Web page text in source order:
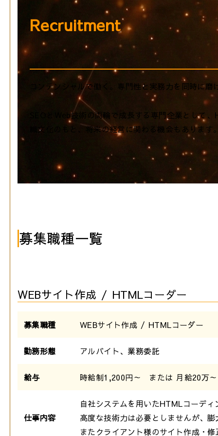
Recruitment
コンテンシャルで働く。専門性と実務力を同時に
SEOとWeb技術の両輪で成長する専門企業として
織文化のもと、将来の経営に関わる機会もあります
募集職種一覧
WEBサイト作成 / HTMLコーダー
募集職種 WEBサイト作成 / HTMLコーダー
勤務形態 アルバイト、業務委託
給与 時給制1,200円～ または 月給20万
仕事内容
自社システムを用いたHTMLコーデ
高度な技術力は必要としませんが、
またクライアント様のサイト作成・